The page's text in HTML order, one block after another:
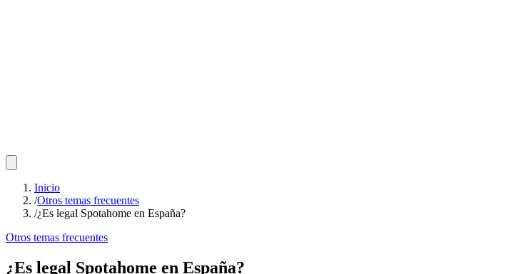
Inicio
/Otros temas frecuentes
/¿Es legal Spotahome en España?
Otros temas frecuentes
¿Es legal Spotahome en España?